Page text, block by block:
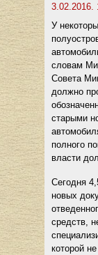
3.02.2016.
У
словам
Совета
должно
старыми
полного
власти
Сегодня
новых
средств,
которой